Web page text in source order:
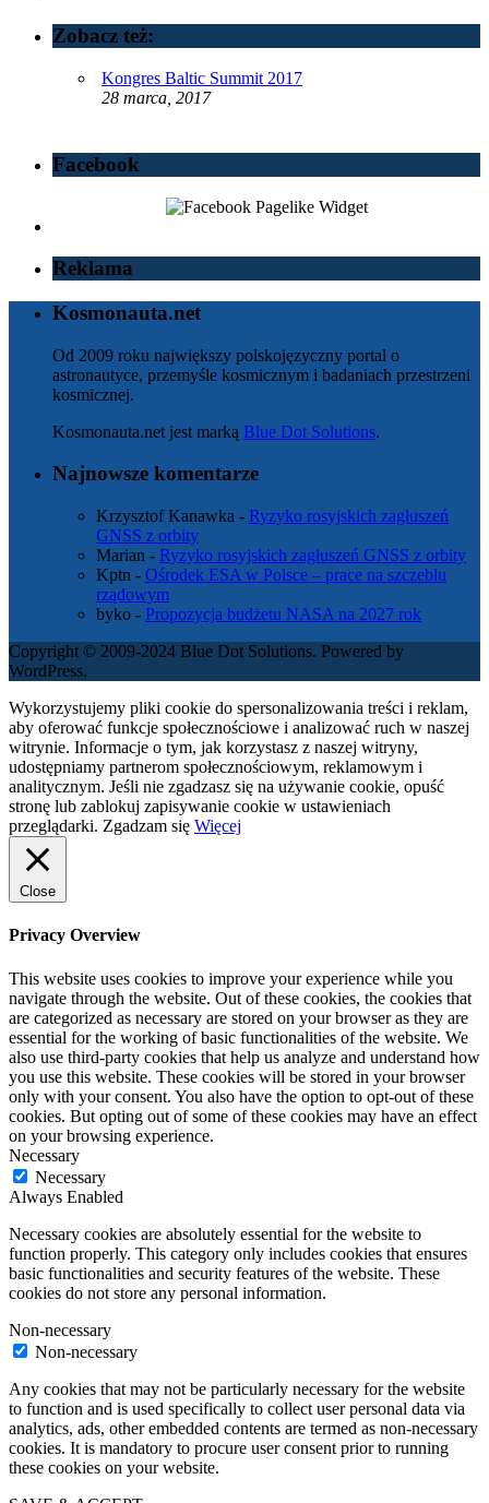
Zobacz też:
Kongres Baltic Summit 2017
28 marca, 2017
Facebook
Reklama
Kosmonauta.net
Od 2009 roku największy polskojęzyczny portal o
astronautyce, przemyśle kosmicznym i badaniach przestrzeni
kosmicznej.
Kosmonauta.net jest marką Blue Dot Solutions.
Najnowsze komentarze
Krzysztof Kanawka - Ryzyko rosyjskich zagłuszeń
GNSS z orbity
Marian - Ryzyko rosyjskich zagłuszeń GNSS z orbity
Kptn - Ośrodek ESA w Polsce – prace na szczeblu
rządowym
byko - Propozycja budżetu NASA na 2027 rok
Copyright © 2009-2024 Blue Dot Solutions. Powered by
WordPress.
Wykorzystujemy pliki cookie do spersonalizowania treści i reklam,
aby oferować funkcje społecznościowe i analizować ruch w naszej
witrynie. Informacje o tym, jak korzystasz z naszej witryny,
udostępniamy partnerom społecznościowym, reklamowym i
analitycznym. Jeśli nie zgadzasz się na używanie cookie, opuść
stronę lub zablokuj zapisywanie cookie w ustawieniach
przeglądarki. Zgadzam się Więcej
Close
Privacy Overview
This website uses cookies to improve your experience while you
navigate through the website. Out of these cookies, the cookies that
are categorized as necessary are stored on your browser as they are
essential for the working of basic functionalities of the website. We
also use third-party cookies that help us analyze and understand how
you use this website. These cookies will be stored in your browser
only with your consent. You also have the option to opt-out of these
cookies. But opting out of some of these cookies may have an effect
on your browsing experience.
Necessary
Necessary
Always Enabled
Necessary cookies are absolutely essential for the website to
function properly. This category only includes cookies that ensures
basic functionalities and security features of the website. These
cookies do not store any personal information.
Non-necessary
Non-necessary
Any cookies that may not be particularly necessary for the website
to function and is used specifically to collect user personal data via
analytics, ads, other embedded contents are termed as non-necessary
cookies. It is mandatory to procure user consent prior to running
these cookies on your website.